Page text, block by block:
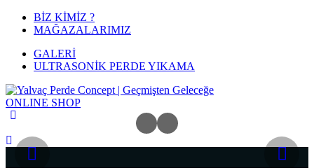
BİZ KİMİZ ?
MAĞAZALARIMIZ
GALERİ
ULTRASONİK PERDE YIKAMA
ONLINE SHOP